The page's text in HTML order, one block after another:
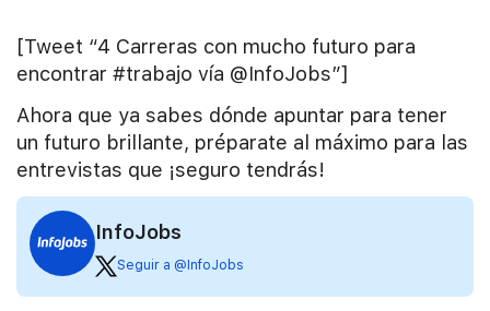
[Tweet “4 Carreras con mucho futuro para
encontrar #trabajo vía @InfoJobs”]
Ahora que ya sabes dónde apuntar para tener
un futuro brillante, préparate al máximo para las
entrevistas que ¡seguro tendrás!
InfoJobs
Seguir a @InfoJobs